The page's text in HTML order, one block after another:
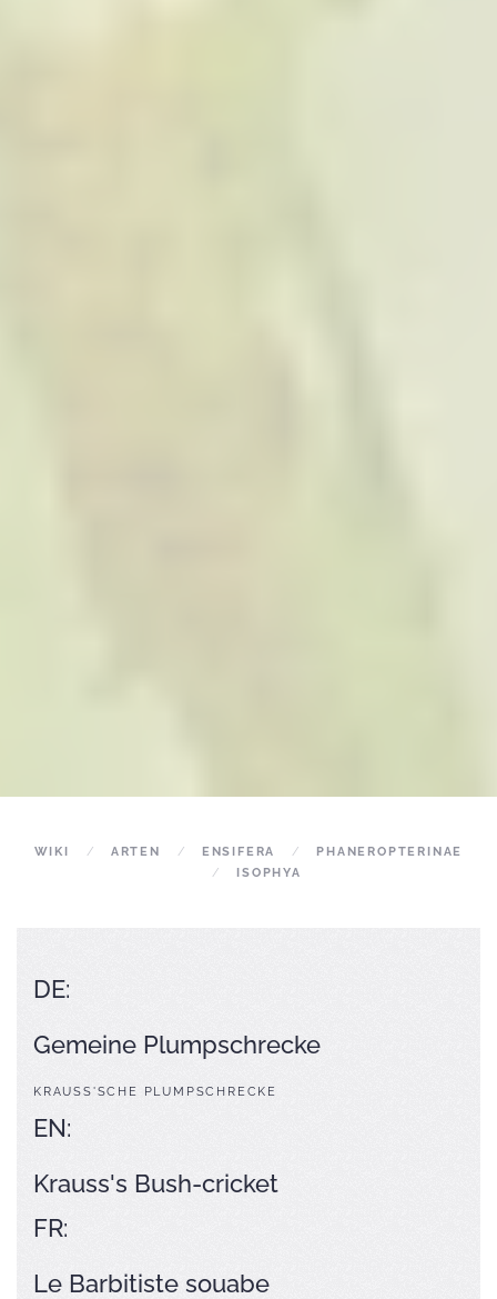
WIKI ARTEN ENSIFERA
PHANEROPTERINAE
ISOPHYA
DE:
Gemeine Plumpschrecke
KRAUSS'SCHE PLUMPSCHRECKE
EN:
Krauss's Bush-cricket
FR:
Le Barbitiste souabe